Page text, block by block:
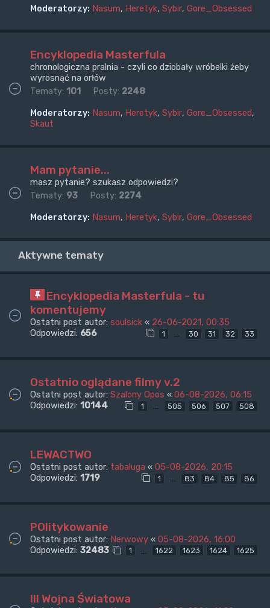
Moderatorzy: Nasum, Heretyk, Sybir, Gore_Obsessed
Encyklopedia Masterfula
chronologiczna pralnia - czyli co dziobały wróbelki żeby
wyrosnąć na orłów
Tematy: 101 Posty: 2248
Moderatorzy: Nasum, Heretyk, Sybir, Gore_Obsessed,
Skaut
Mam pytanie...
masz pytanie? szukasz odpowiedzi?
Tematy: 93 Posty: 2274
Moderatorzy: Nasum, Heretyk, Sybir, Gore_Obsessed
Aktywne tematy
Encyklopedia Masterfula - tu
komentujemy
Ostatni post autor: soulsick « 26-06-2021, 00:35
Odpowiedzi: 656 1 … 30 31 32 33
Ostatnio oglądane filmy v.2
Ostatni post autor: Szalony Opos « 06-08-2026, 06:15
Odpowiedzi: 10144 1 … 505 506 507 508
LEWACTWO
Ostatni post autor: tabaluga « 05-08-2026, 20:15
Odpowiedzi: 1719 1 … 83 84 85 86
POlitykowanie
Ostatni post autor: Nerwowy « 05-08-2026, 16:00
Odpowiedzi: 32483 1 … 1622 1623 1624 1625
III Wojna Światowa